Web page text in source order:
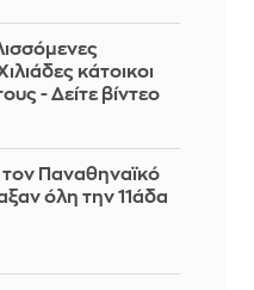
κάτοικοι
- Δείτε βίντεο
τον Παναθηναϊκό
όλη την 11άδα